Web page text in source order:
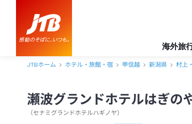
海外旅
JTBホーム ホテル・旅館・宿 甲信越 新潟県 村上
瀬波グランドホテルはぎの
（セナミグランドホテルハギノヤ）